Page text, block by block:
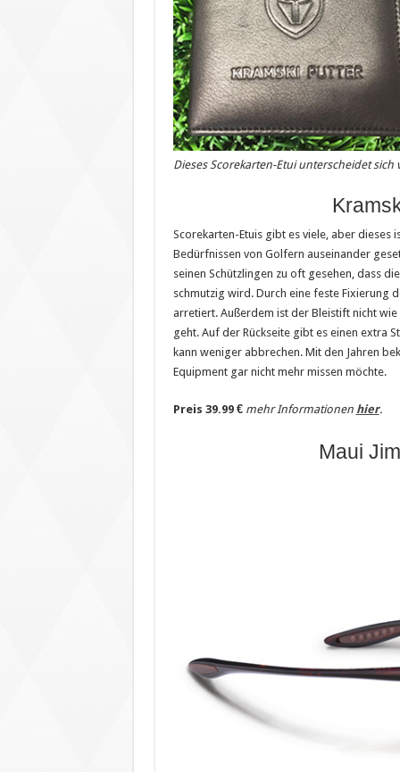
Dieses Scorekarten-Etui unterscheidet sich
Scorekarten-Etuis gibt es viele, aber dieses
Bedürfnissen von Golfern auseinander
seinen Schützlingen zu oft gesehen, dass
schmutzig wird. Durch eine feste Fixierung
arretiert. Außerdem ist der Bleistift nicht
geht. Auf der Rückseite gibt es einen extra
kann weniger abbrechen. Mit den Jahren
Equipment gar nicht mehr missen möchte.
Preis 39.99 € mehr Informationen hier.
Maui